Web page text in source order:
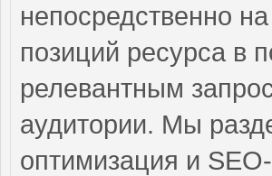
непосредственно
позиций ресурса в
релевантным
аудитории. Мы
оптимизация и